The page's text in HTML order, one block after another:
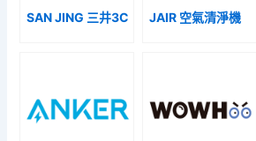
SAN JING 三井3C JAIR 空氣清淨機